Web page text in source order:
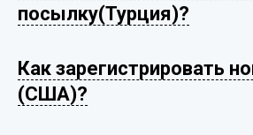
посылку(Турция)?
Как зарегистрировать
(США)?